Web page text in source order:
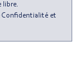
libre.
Confidentialité et